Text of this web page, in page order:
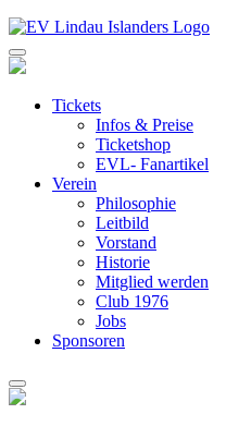
Tickets
Infos & Preise
Ticketshop
EVL- Fanartikel
Verein
Philosophie
Leitbild
Vorstand
Historie
Mitglied werden
Club 1976
Jobs
Sponsoren